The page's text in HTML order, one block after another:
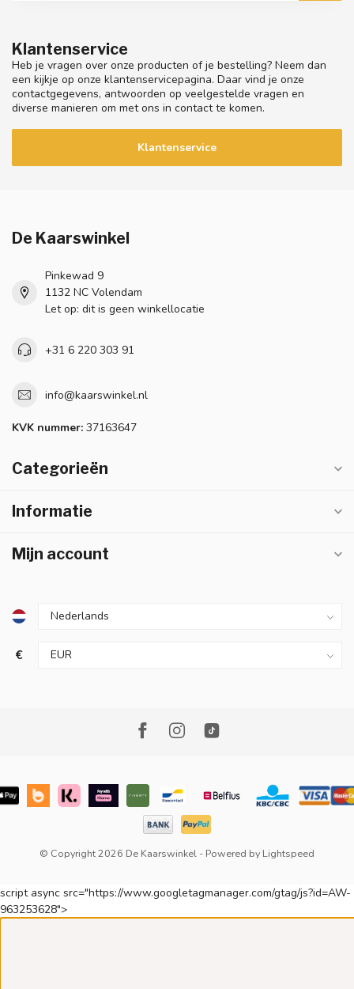
Klantenservice
Heb je vragen over onze producten of je bestelling? Neem dan
een kijkje op onze klantenservicepagina. Daar vind je onze
contactgegevens, antwoorden op veelgestelde vragen en
diverse manieren om met ons in contact te komen.
Klantenservice
De Kaarswinkel
Pinkewad 9
1132 NC Volendam
Let op: dit is geen winkellocatie
+31 6 220 303 91
info@kaarswinkel.nl
KVK nummer: 37163647
Categorieën
Informatie
Mijn account
€
© Copyright 2026 De Kaarswinkel - Powered by Lightspeed
script async src="https://www.googletagmanager.com/gtag/js?id=AW-
963253628">